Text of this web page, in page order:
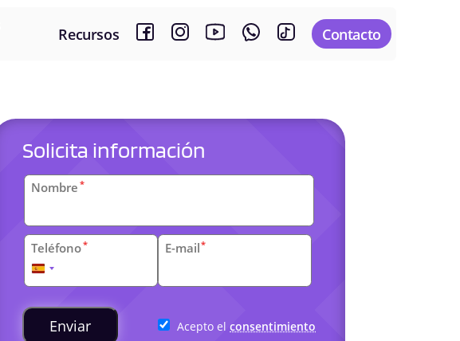
Recursos Contacto
Solicita información
Datos
Nombre *
Teléfono*
España
+34
E-mail*
Clases
universitarias
Enviar Acepto elconsentimiento